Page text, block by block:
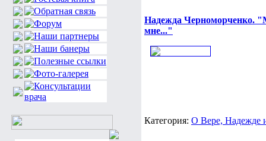
Надежда Черноморченко.
мне..."
Категория: О Вере, Надежде